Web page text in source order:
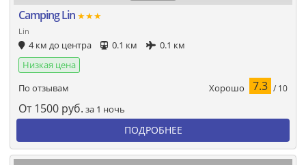
Camping Lin ★★★
Lin
4 км до центра 0.1 км
0.1 км
Низкая цена
По отзывам
Хорошо 7.3 / 10
От 1500 руб. за 1 ночь
ПОДРОБНЕЕ